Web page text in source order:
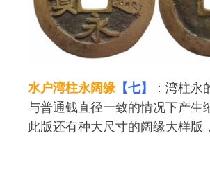
水户湾柱永阔缘 【七】
：湾柱永
与普通钱直径一致的情况下产生
此版还有种大尺寸的阔缘大样版